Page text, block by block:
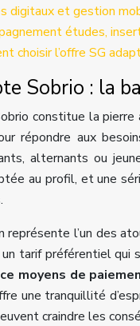
digitaux et gestion
études,
choisir l’offre SG
Sobrio : la
constitue la pierre
répondre aux
alternants ou
au profil, et une
représente l’un des
un tarif préférentiel qui
moyens de
une tranquillité
craindre les